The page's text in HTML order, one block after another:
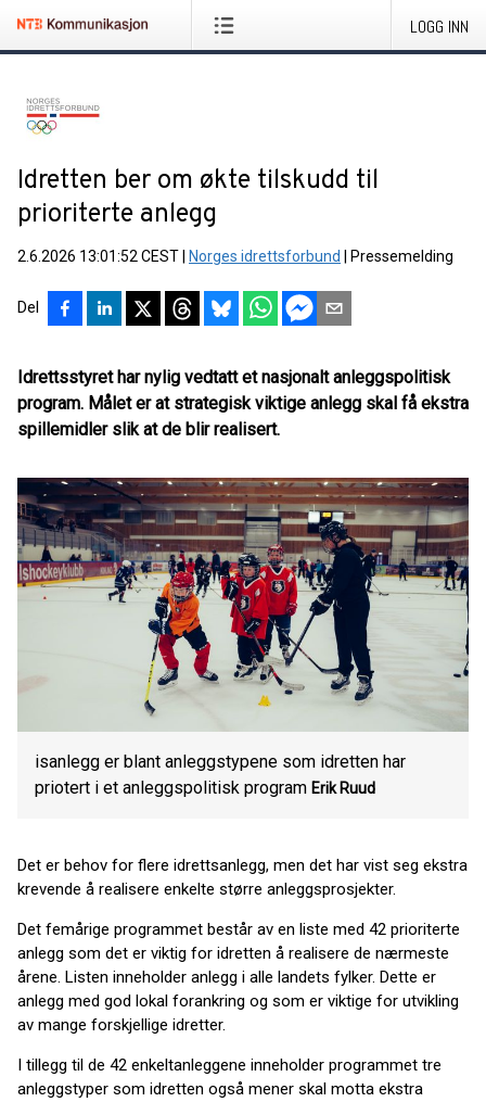
LOGG INN
Idretten ber om økte tilskudd til
prioriterte anlegg
2.6.2026 13:01:52 CEST Norges idrettsforbund Pressemelding
Del
Idrettsstyret har nylig vedtatt et nasjonalt anleggspolitisk
program. Målet er at strategisk viktige anlegg skal få ekstra
spillemidler slik at de blir realisert.
isanlegg er blant anleggstypene som idretten har
priotert i et anleggspolitisk program Erik Ruud
Det er behov for flere idrettsanlegg, men det har vist seg ekstra
krevende å realisere enkelte større anleggsprosjekter.
Det femårige programmet består av en liste med 42 prioriterte
anlegg som det er viktig for idretten å realisere de nærmeste
årene. Listen inneholder anlegg i alle landets fylker. Dette er
anlegg med god lokal forankring og som er viktige for utvikling
av mange forskjellige idretter.
I tillegg til de 42 enkeltanleggene inneholder programmet tre
anleggstyper som idretten også mener skal motta ekstra